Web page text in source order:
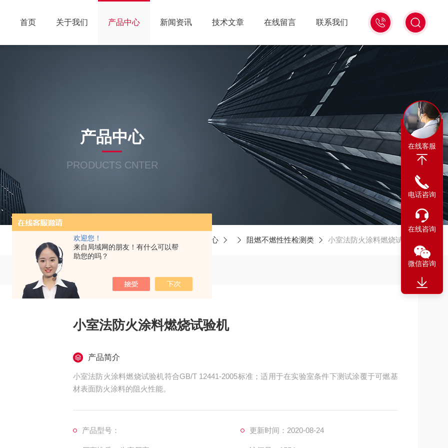
欢迎您！
来自局域网的朋友！有什么可以帮
助您的吗？
0317-
8122880
首页 关于我们 产品中心 新闻资讯 技术文章 在线留言 联系我们
产品中心
PRODUCTS CNTER
产品中心 阻燃不燃性性检测类 小室法防火涂料燃烧试验机
小室法防火涂料燃烧试验机
产品简介
小室法防火涂料燃烧试验机符合GB/T 12441-2005标准；适用于在实验室条件下测试涂覆于可燃基
材表面防火涂料的阻火性能。
产品型号： 更新时间：2020-08-24
在线客服
电话咨询
在线咨询
微信咨询